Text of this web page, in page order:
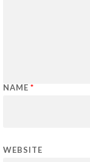
NAME *
WEBSITE